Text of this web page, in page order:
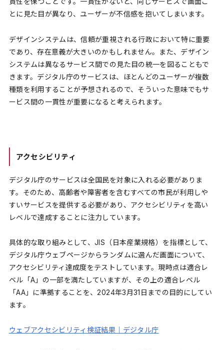
とに見た目が異なり、ユーザーが不信感を抱いてしまいます。
デザインシステムは、信頼が重視される行政において特に重要
であり、存在意義が大きいのかもしれません。また、デザイン
システムは異なるサービス間での見た目の統一を図ることもで
きます。デジタル庁のサービスは、ほとんどのユーザーが複数
種類を利用することが予想されるので、そういった意味でもサ
ービス間の一貫性が重要になると考えられます。
アクセシビリティ
デジタル庁のサービスは全国民を対象に入れる必要がありま
す。そのため、高齢者や障害者を含むすべての市民が利用しや
すいサービスを提供する必要があり、アクセシビリティを高い
レベルで達成することに注力しています。
具体的な取り組みとして、JIS（日本産業規格）を指標として、
デジタル庁ウェブページからランダムに選んだ画面について、
アクセシビリティ達成度をテストしています。現時点は適合レ
ベル「A」の一部を満たしていますが、その上の適合レベル
「AA」に準拠することを、2024年3月31日までの目的にしてい
ます。
ウェブアクセシビリティ検証結果｜デジタル庁